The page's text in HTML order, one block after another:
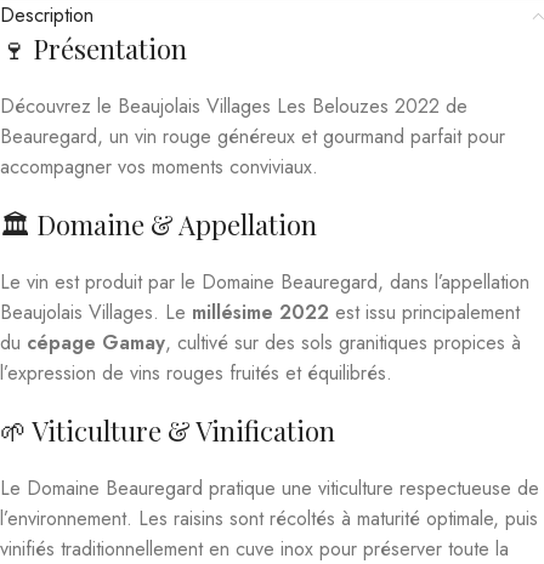
Description
🍷 Présentation
Découvrez le Beaujolais Villages Les Belouzes 2022 de
Beauregard, un vin rouge généreux et gourmand parfait pour
accompagner vos moments conviviaux.
🏛️ Domaine & Appellation
Le vin est produit par le Domaine Beauregard, dans l’appellation
Beaujolais Villages. Le millésime 2022 est issu principalement
du cépage Gamay, cultivé sur des sols granitiques propices à
l’expression de vins rouges fruités et équilibrés.
🌱 Viticulture & Vinification
Le Domaine Beauregard pratique une viticulture respectueuse de
l’environnement. Les raisins sont récoltés à maturité optimale, puis
vinifiés traditionnellement en cuve inox pour préserver toute la